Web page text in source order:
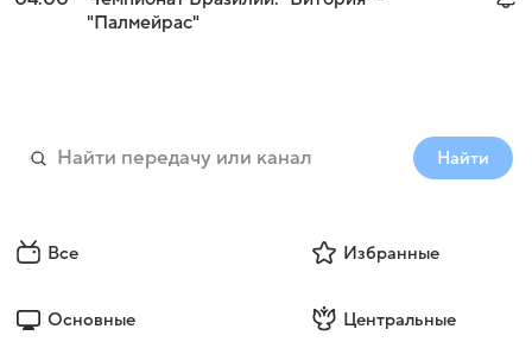
"Палмейрас"
Найти
Все Избранные
Основные Центральные